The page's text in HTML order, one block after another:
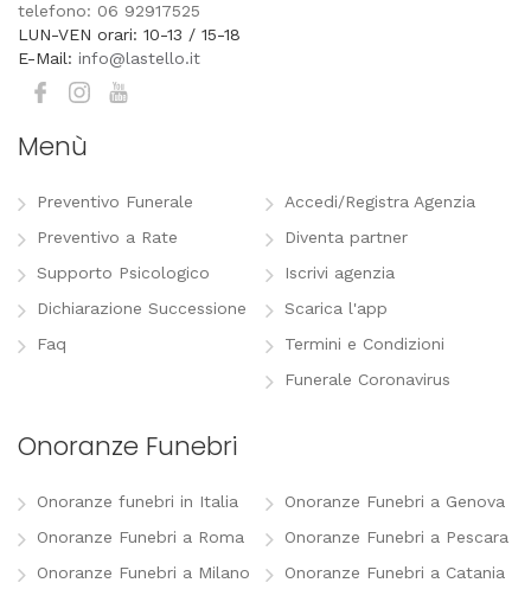
telefono: 06 92917525
LUN-VEN orari: 10-13 / 15-18
E-Mail: info@lastello.it
Menù
Preventivo Funerale
Preventivo a Rate
Supporto Psicologico
Dichiarazione Successione
Faq
Accedi/Registra Agenzia
Diventa partner
Iscrivi agenzia
Scarica l'app
Termini e Condizioni
Funerale Coronavirus
Onoranze Funebri
Onoranze funebri in Italia
Onoranze Funebri a Roma
Onoranze Funebri a Milano
Onoranze Funebri a Genova
Onoranze Funebri a Pescara
Onoranze Funebri a Catania